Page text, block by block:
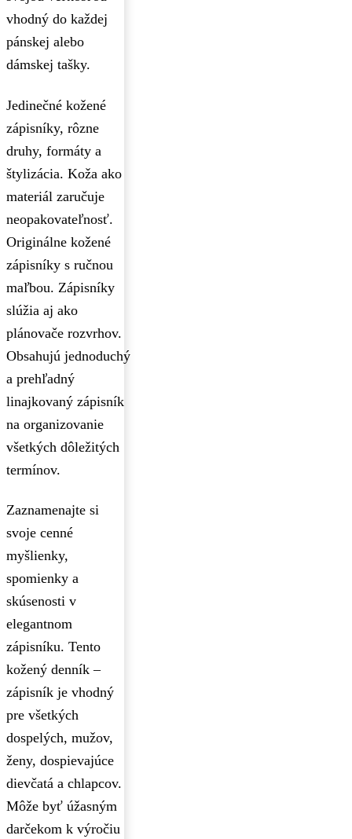
vhodný do každej
pánskej alebo
dámskej tašky.
Jedinečné kožené
zápisníky, rôzne
druhy, formáty a
štylizácia. Koža ako
materiál zaručuje
neopakovateľnosť.
Originálne kožené
zápisníky s ručnou
maľbou. Zápisníky
slúžia aj ako
plánovače rozvrhov.
Obsahujú jednoduchý
a prehľadný
linajkovaný zápisník
na organizovanie
všetkých dôležitých
termínov.
Zaznamenajte si
svoje cenné
myšlienky,
spomienky a
skúsenosti v
elegantnom
zápisníku. Tento
kožený denník –
zápisník je vhodný
pre všetkých
dospelých, mužov,
ženy, dospievajúce
dievčatá a chlapcov.
Môže byť úžasným
darčekom k výročiu